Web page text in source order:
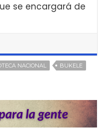
se encargará de
NACIONAL
BUKELE